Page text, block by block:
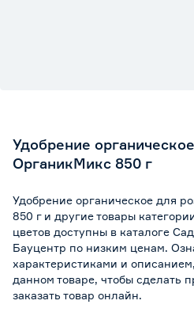
Удобрение
ОрганикМикс 850 г
Удобрение органическое для
850 г и другие товары
цветов доступны в каталоге
Бауцентр по низким ценам.
характеристиками и
данном товаре, чтобы сделать
заказать товар онлайн.